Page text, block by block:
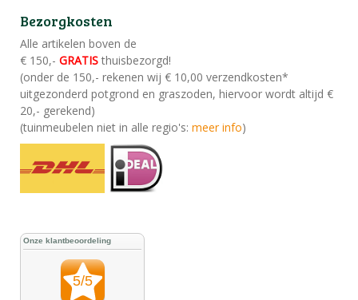
Bezorgkosten
Alle artikelen boven de
€ 150,- GRATIS thuisbezorgd!
(onder de 150,- rekenen wij € 10,00 verzendkosten*
uitgezonderd potgrond en graszoden, hiervoor wordt altijd €
20,- gerekend)
(tuinmeubelen niet in alle regio's: meer info)